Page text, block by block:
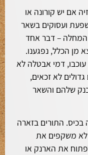
אם יש קורונה או
ועסוקים בשאר
המחלה – דבר אחד
מן הכלל, נפגענו.
דמי אבטלה לא
לא זכאים,
שלהם והשאר
בכיס. התורים בזארה
לא משקפים את
את הארנק או